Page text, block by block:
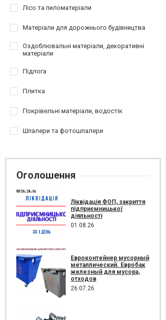
Лісо та пиломатеріали
Матеріали для дорожнього будівництва
Оздоблювальні матеріали, декоративні
матеріали
Підлога
Плитка
Покрівельні матеріали, водостік
Шпалери та фотошпалери
Оголошення
Ліквідація ФОП, закриття
підприємницької
діяльності
01.08.26
Евроконтейнер мусорный
металлический. Евробак
железный для мусора,
отходов
26.07.26